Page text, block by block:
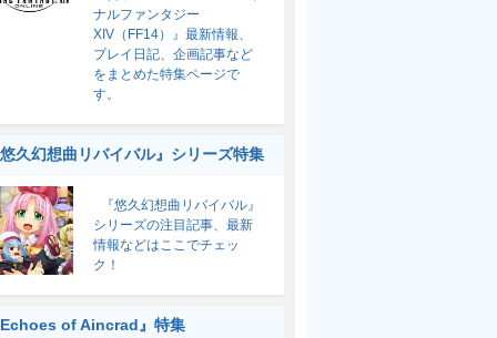
ナルファンタジー
XIV（FF14）』最新情報、
プレイ日記、企画記事など
をまとめた特集ページで
す。
久幻想曲リバイバル』シリーズ特集
『悠久幻想曲リバイバル』
シリーズの注目記事、最新
情報などはここでチェッ
ク！
of Aincrad』特集